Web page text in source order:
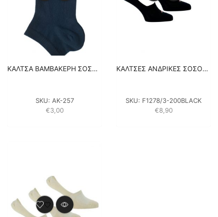
ΚΑΛΤΣA BAMBAKEΡH ΣΟΣΟΝΙ – 1 ΖΕΥΓΑΡΙ – ΜΠΛΕ
SKU: ΑΚ-257
€3,00
ΚΑΛΤΣΕΣ ΑΝΔΡΙΚΕΣ ΣΟΣΟΝΙΑ FILA 3PACK F1278/3-300 – ΜΑΥΡΟ
SKU: F1278/3-200BLACK
€8,90